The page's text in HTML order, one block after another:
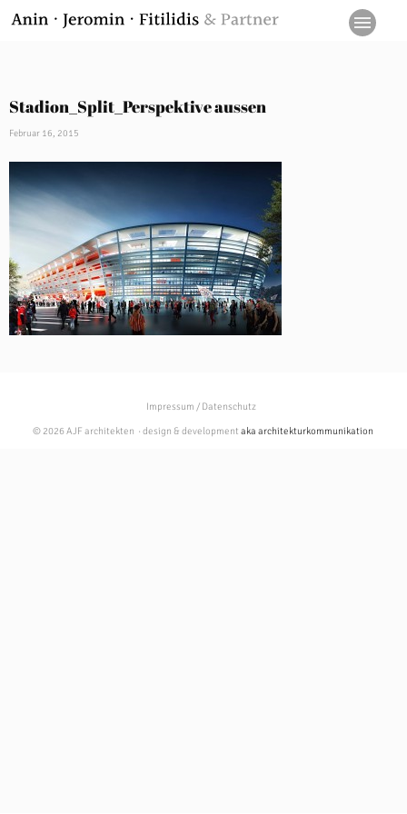
Stadion_Split_Perspektive aussen
Februar 16, 2015
Impressum / Datenschutz
© 2026 AJF architekten · design & developmentaka architekturkommunikation